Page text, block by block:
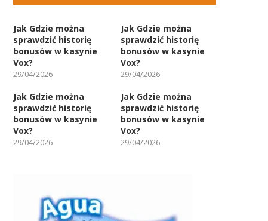
Jak Gdzie można
sprawdzić historię
bonusów w kasynie
Vox?
29/04/2026
Jak Gdzie można
sprawdzić historię
bonusów w kasynie
Vox?
29/04/2026
Jak Gdzie można
sprawdzić historię
bonusów w kasynie
Vox?
29/04/2026
Jak Gdzie można
sprawdzić historię
bonusów w kasynie
Vox?
29/04/2026